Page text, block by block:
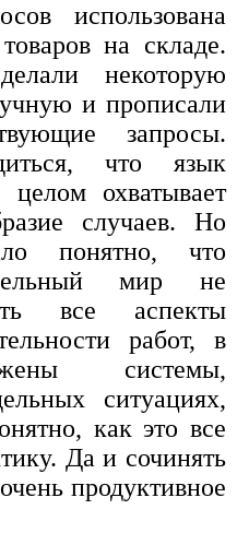
использована
на складе.
некоторую
и прописали
запросы.
что язык
охватывает
случаев. Но
понятно, что
мир не
все аспекты
работ, в
системы,
ситуациях,
как это все
Да и сочинять
продуктивное